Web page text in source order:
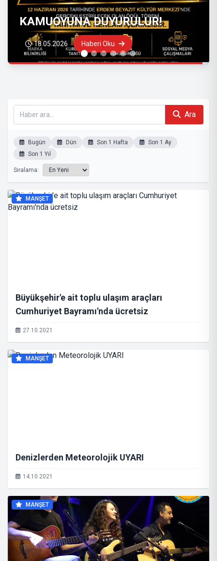
DUYURU
19.08.2025 Haberi Oku
Ara
Bugün Dün Son 1 Hafta
Son 1 Ay
Son 1 Yıl
Sıralama:
MANŞET
Büyükşehir'e ait toplu ulaşım araçları
Cumhuriyet Bayramı'nda ücretsiz
27.10.2021
MANŞET
Denizlerden Meteorolojik UYARI
14.10.2021
MANŞET